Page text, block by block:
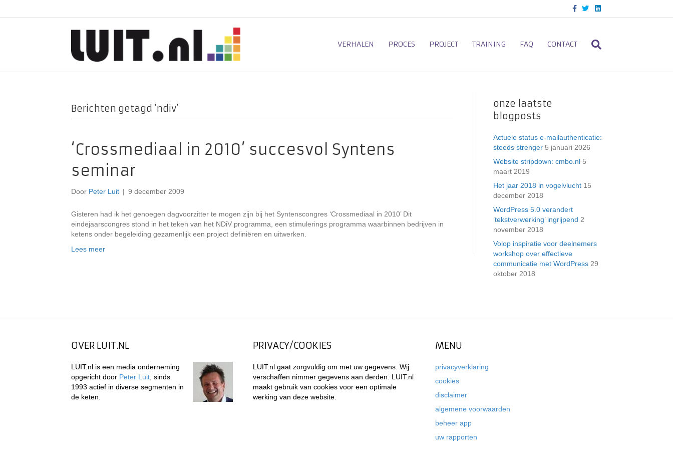
c
o
o
T
i
e
L
n
d
VERHALEN PROCES PROJECT TRAINING FAQ CONTACT
Berichten getagd ‘ndiv’
‘Crossmediaal in 2010’ succesvol Syntens
seminar
Door Peter Luit | 9 december 2009
Gisteren had ik het genoegen dagvoorzitter te mogen zijn bij het Syntenscongres ‘Crossmediaal in 2010’ Dit
eindejaarscongres stond in het teken van het NDiV programma, een stimulerings programma waarbinnen bedrijven in
ketens onder begeleiding gezamenlijk een project definiëren en uitwerken.
Lees meer
onze laatste
blogposts
Actuele status e-mailauthenticatie:
steeds strenger 5 januari 2026
Website stripdown: cmbo.nl 5
maart 2019
Het jaar 2018 in vogelvlucht 15
december 2018
WordPress 5.0 verandert
’tekstverwerking’ ingrijpend 2
november 2018
Volop inspiratie voor deelnemers
workshop over effectieve
communicatie met WordPress 29
oktober 2018
OVER LUIT.NL
LUIT.nl is een media onderneming
opgericht door Peter Luit , sinds
1993 actief in diverse segmenten in
de keten.
PRIVACY/COOKIES
LUIT.nl gaat zorgvuldig om met uw gegevens. Wij
verschaffen nimmer gegevens aan derden. LUIT.nl
maakt gebruik van cookies voor een optimale
werking van deze website.
MENU
privacyverklaring
cookies
disclaimer
algemene voorwaarden
beheer app
uw rapporten